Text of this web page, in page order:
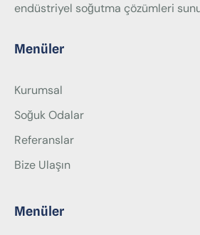
endüstriyel soğutma çözümleri
Menüler
Kurumsal
Soğuk Odalar
Referanslar
Bize Ulaşın
Menüler